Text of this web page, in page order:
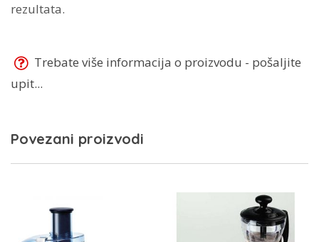
rezultata.
Trebate više informacija o proizvodu - pošaljite
upit...
Povezani proizvodi